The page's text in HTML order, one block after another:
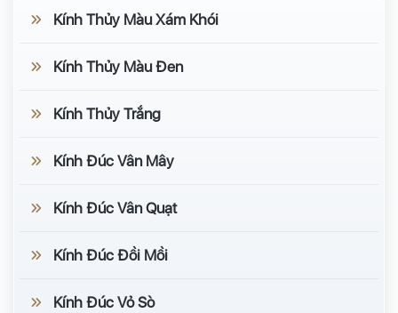
Kính Thủy Màu Xám Khói
Kính Thủy Màu Đen
Kính Thủy Trắng
Kính Đúc Vân Mây
Kính Đúc Vân Quạt
Kính Đúc Đồi Mồi
Kính Đúc Vỏ Sò